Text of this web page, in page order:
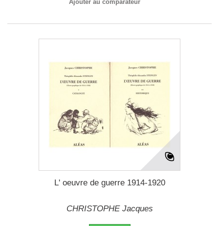
Ajouter au comparateur
L' oeuvre de guerre 1914-1920
CHRISTOPHE Jacques